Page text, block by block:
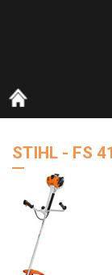
STIHL - FS